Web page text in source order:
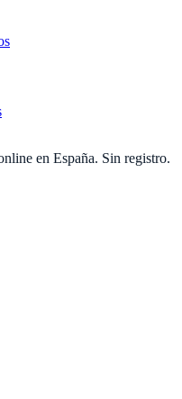
en España. Sin registro.